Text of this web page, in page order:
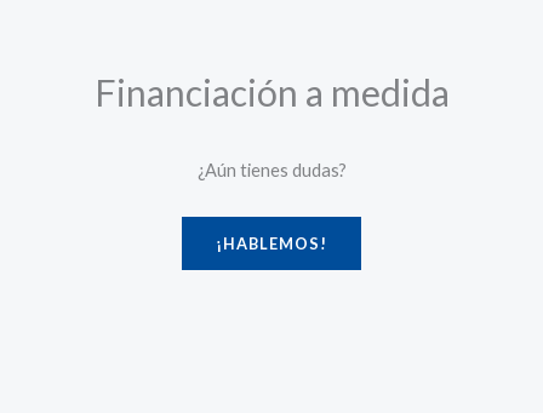
Financiación a medida
¿Aún tienes dudas?
¡HABLEMOS!